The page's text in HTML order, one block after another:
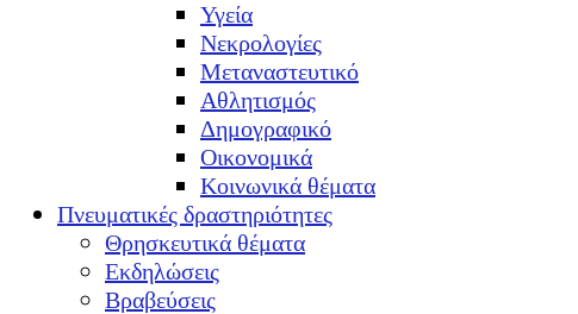
Υγεία
Νεκρολογίες
Μεταναστευτικό
Αθλητισμός
Δημογραφικό
Οικονομικά
Κοινωνικά θέματα
Πνευματικές δραστηριότητες
Θρησκευτικά θέματα
Εκδηλώσεις
Βραβεύσεις